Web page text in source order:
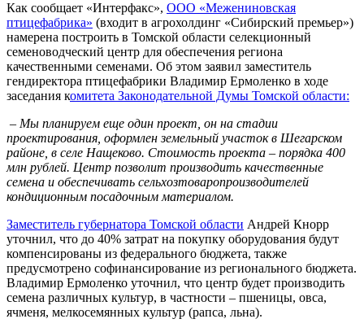
Как сообщает «Интерфакс», ООО «Межениновская
птицефабрика» (входит в агрохолдинг «Сибирский премьер»)
намерена построить в Томской области селекционный
семеноводческий центр для обеспечения региона
качественными семенами. Об этом заявил заместитель
гендиректора птицефабрики Владимир Ермоленко в ходе
заседания комитета Законодательной Думы Томской области:
– Мы планируем еще один проект, он на стадии
проектирования, оформлен земельный участок в Шегарском
районе, в селе Нащеково. Стоимость проекта – порядка 400
млн рублей. Центр позволит производить качественные
семена и обеспечивать сельхозтоваропроизводителей
кондиционным посадочным материалом.
Заместитель губернатора Томской области Андрей Кнорр
уточнил, что до 40% затрат на покупку оборудования будут
компенсированы из федерального бюджета, также
предусмотрено софинансирование из регионального бюджета.
Владимир Ермоленко уточнил, что центр будет производить
семена различных культур, в частности – пшеницы, овса,
ячменя, мелкосемянных культур (рапса, льна).